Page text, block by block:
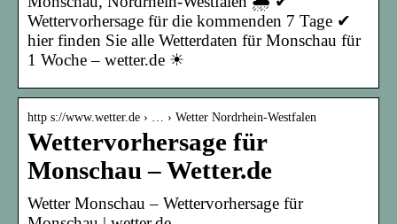
Wettervorhersage für die kommenden 7 Tage ✔
hier finden Sie alle Wetterdaten für Monschau für
1 Woche – wetter.de ☀
http s://www.wetter.de › … › Wetter Nordrhein-Westfalen
Wettervorhersage für
Monschau – Wetter.de
Wetter Monschau – Wettervorhersage für